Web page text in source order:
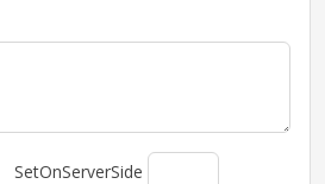
SetOnServerSide